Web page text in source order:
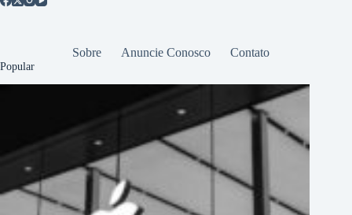
Sobre Anuncie Conosco Contato
Popular